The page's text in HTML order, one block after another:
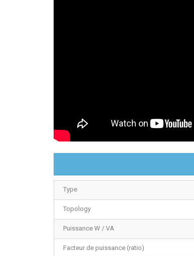
Type
Topology
Puissance W / VA
Facteur de puissance (ratio)